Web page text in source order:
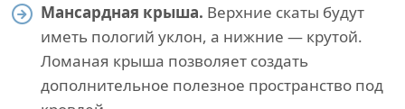
Мансардная крыша. Верхние скаты будут
иметь пологий уклон, а нижние — крутой.
Ломаная крыша позволяет создать
дополнительное полезное пространство под